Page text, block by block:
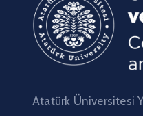
Atatürk Üniversitesi